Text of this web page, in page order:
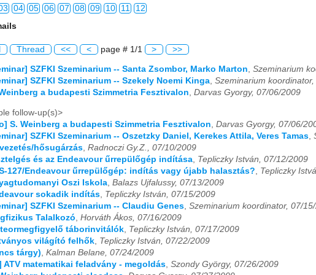
04 05 06 07 08 09 10 11 12
04 05 06 07 08 09 10 11 12
04 06
04 05 06 07 08 09 10 11 12
04 05 06 07 08 09 10 11 12
04 05 06 07 08 09 10 11 12
04 05 06 07 08 09 10 11 12
04 05 06 07 08 09 10 11 12
03 04 05 06 07 08 09 10 11 12
Thread << < page # 1/1 > >>
SZFKI Szeminarium -- Santa Zsombor, Marko Marton, Szeminarium
SZFKI Szeminarium -- Szekely Noemi Kinga, Szeminarium
a budapesti Szimmetria Fesztivalon, Darvas Gyorgy, 07/06/2009
follow-up(s)>
S. Weinberg a budapesti Szimmetria Fesztivalon, Darvas Gyorgy, 07/06/
SZFKI Szeminarium -- Oszetzky Daniel, Kerekes Attila, Veres Tamas,
hősugárzás, Radnoczi Gy.Z., 07/10/2009
és az Endeavour űrrepülőgép indítása, Tepliczky István, 07/12/2009
127/Endeavour űrrepülőgép: indítás vagy újabb halasztás?, Tepliczky
Oszi Iskola, Balazs Ujfalussy, 07/13/2009
sokadik indítás, Tepliczky István, 07/15/2009
SZFKI Szeminarium -- Claudiu Genes, Szeminarium koordinator, 07/
Talalkozó, Horváth Ákos, 07/16/2009
táborinvitálók, Tepliczky István, 07/17/2009
világító felhők, Tepliczky István, 07/22/2009
tárgy), Kalman Belane, 07/24/2009
ATV matematikai feladvány - megoldás, Szondy György, 07/26/2009